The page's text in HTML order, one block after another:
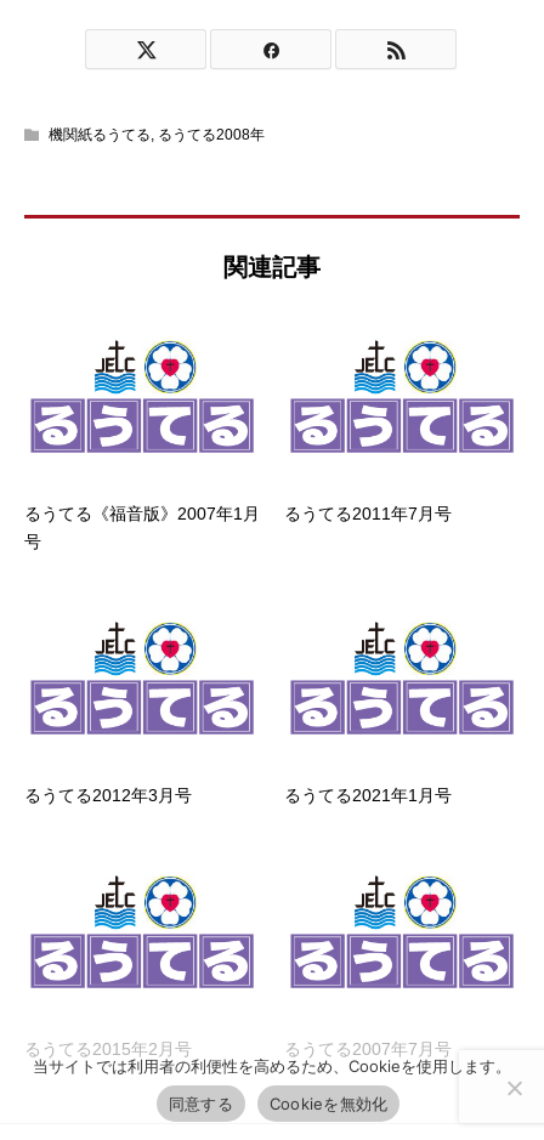
機関紙るうてる, るうてる2008年
関連記事
るうてる《福音版》2007年1月
号
るうてる2011年7月号
るうてる2012年3月号 るうてる2021年1月号
るうてる2015年2月号
るうてる2007年7月号
当サイトでは利用者の利便性を高めるため、Cookieを使用します。
同意する
Cookieを無効化